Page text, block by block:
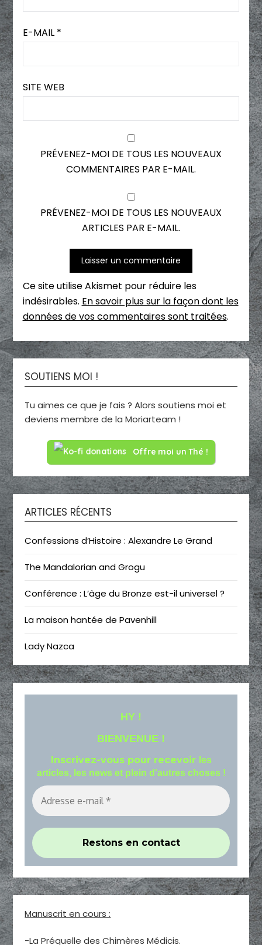
E-MAIL *
SITE WEB
PRÉVENEZ-MOI DE TOUS LES NOUVEAUX
COMMENTAIRES PAR E-MAIL.
PRÉVENEZ-MOI DE TOUS LES NOUVEAUX
ARTICLES PAR E-MAIL.
Ce site utilise Akismet pour réduire les
indésirables. En savoir plus sur la façon dont les
données de vos commentaires sont traitées.
SOUTIENS MOI !
Tu aimes ce que je fais ? Alors soutiens moi et
deviens membre de la Moriarteam !
Offre moi un Thé !
ARTICLES RÉCENTS
Confessions d’Histoire : Alexandre Le Grand
The Mandalorian and Grogu
Conférence : L’âge du Bronze est-il universel ?
La maison hantée de Pavenhill
Lady Nazca
HY !
BIENVENUE !
Inscrivez-vous pour recevoir les
articles, les news et plein d'autres choses !
Manuscrit en cours :
-La Préquelle des Chimères Médicis.